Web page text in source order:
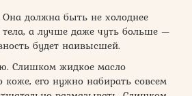
Она должна быть не холоднее
а лучше даже чуть больше —
будет наивысшей.
Слишком жидкое масло
коже, его нужно набирать совсем